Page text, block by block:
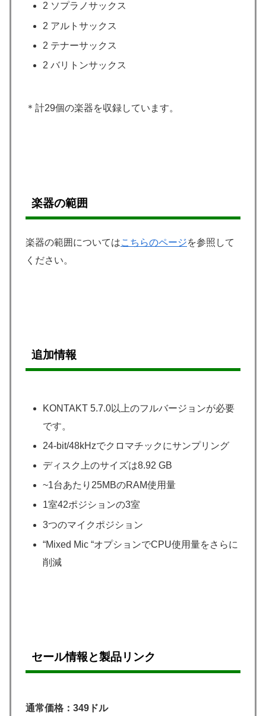
2 ソプラノサックス
2 アルトサックス
2 テナーサックス
2 バリトンサックス
＊計29個の楽器を収録しています。
楽器の範囲
楽器の範囲についてはこちらのページを参照して
ください。
追加情報
KONTAKT 5.7.0以上のフルバージョンが必要
です。
24-bit/48kHzでクロマチックにサンプリング
ディスク上のサイズは8.92 GB
~1台あたり25MBのRAM使用量
1室42ポジションの3室
3つのマイクポジション
“Mixed Mic “オプションでCPU使用量をさらに
削減
セール情報と製品リンク
通常価格：349ドル